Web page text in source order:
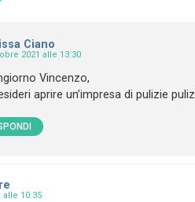
Ciano
2021 alle 13:30
Vincenzo,
aprire un’impresa di pulizie
alle 10:35